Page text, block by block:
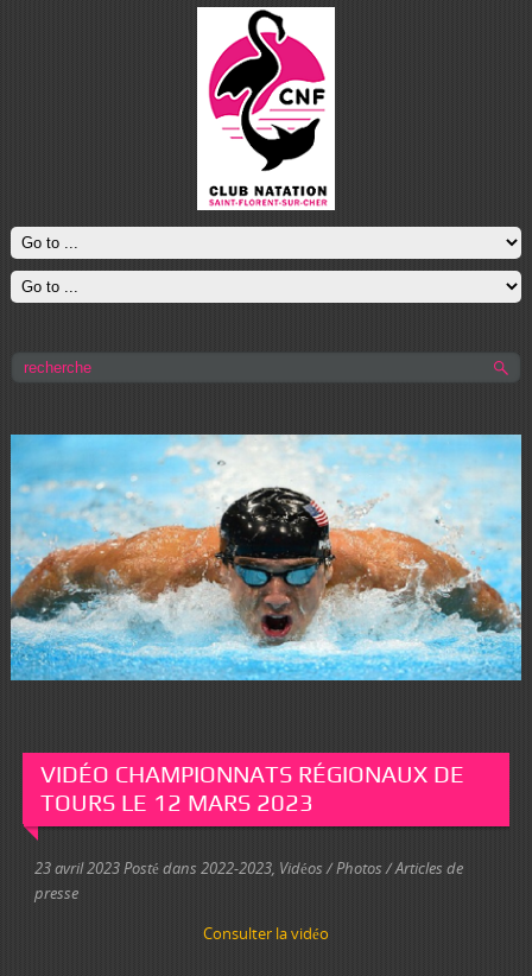
VIDÉO CHAMPIONNATS RÉGIONAUX DE
TOURS LE 12 MARS 2023
23 avril 2023Posté dans2022-2023, Vidéos / Photos / Articles de
presse
Consulter la vidéo